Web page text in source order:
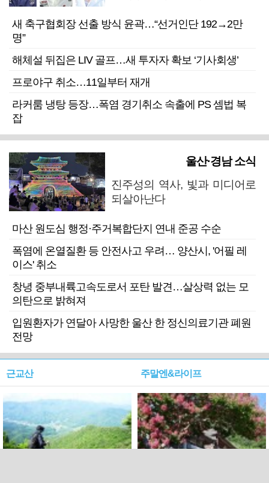
새 축구협회장 선출 방식 윤곽…“선거인단 192→2만
명”
해체설 뒤집은 LIV 골프…새 투자자 확보 ‘기사회생’
프로야구 취소…11일부터 재개
라커룸 냉탕 등장…폭염 경기취소 속출에 PS 셈법 복
잡
울산·경남 소식
진주성의 역사, 빛과 미디어로
되살아난다
마산 원도심 행정·주거복합단지 연내 준공 수순
폭염에 온열질환 등 안전사고 우려… 양산시, '어필 레
이스' 취소
창녕 중부내륙고속도로서 포탄 발견…살상력 없는 모
의탄으로 밝혀져
입원환자가 연달아 사망한 울산 한 정신의료기관 폐원
전망
근교산 주말엔&라이프